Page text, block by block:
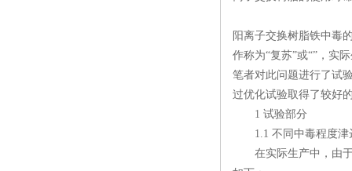
阳离子交换树脂铁中毒
作称为“复苏”或“”，实
笔者对此问题进行了试
过优化试验取得了较好
1 试验部分
1.1 不同中毒程度津
在实际生产中，由于